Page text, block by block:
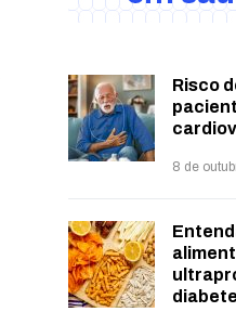
Risco
8 de